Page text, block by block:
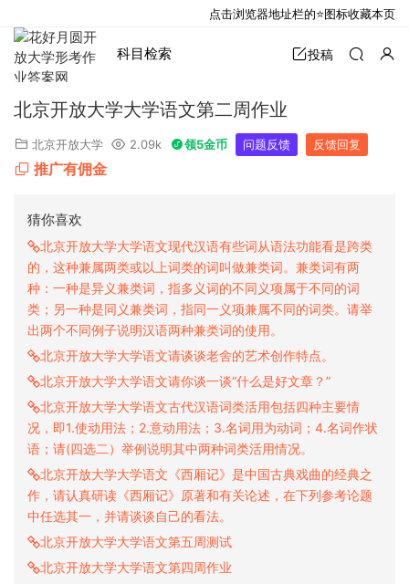
科目检索 投稿
北京开放大学大学语文第二周作业
北京开放大学 2.09k 领5金币 问题反馈 反馈回复
推广有佣金
猜你喜欢
北京开放大学大学语文现代汉语有些词从语法功能看是跨类
的，这种兼属两类或以上词类的词叫做兼类词。兼类词有两
种：一种是异义兼类词，指多义词的不同义项属于不同的词
类；另一种是同义兼类词，指同一义项兼属不同的词类。请举
出两个不同例子说明汉语两种兼类词的使用。
北京开放大学大学语文请谈谈老舍的艺术创作特点。
北京开放大学大学语文请你谈一谈“什么是好文章？”
北京开放大学大学语文古代汉语词类活用包括四种主要情
况，即1.使动用法；2.意动用法；3.名词用为动词；4.名词作状
语；请(四选二）举例说明其中两种词类活用情况。
北京开放大学大学语文《西厢记》是中国古典戏曲的经典之
作，请认真研读《西厢记》原著和有关论述，在下列参考论题
中任选其一，并请谈谈自己的看法。
北京开放大学大学语文第五周测试
北京开放大学大学语文第四周作业
点击浏览器地址栏的⭐图标收藏本页